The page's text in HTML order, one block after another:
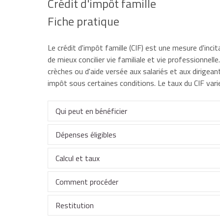
Crédit d'impôt famille
Fiche pratique
Le crédit d'impôt famille (CIF) est une mesure
de mieux concilier vie familiale et vie
crèches ou d'aide versée aux salariés et aux
impôt sous certaines conditions. Le taux du CIF
Qui peut en bénéficier
Les entreprises pouvant bénéficier du crédit
celles dont les bénéfices sont imposés à
régime réel normal ou simplifié d'imposition,
selon le régime de la déclaration contrôlée,
Dépenses éligibles
Peuvent permettre d'être éligible au crédit
dépenses ayant pour objet de financer la
soit exploitée directement par l'entreprise,
Calcul et taux
Le calcul du crédit d'impôt famille est effectué
Son montant est plafonné à500 000 €par an.
Comment procéder
Le crédit d'impôt doit être imputé sur l'impôt sur
Restitution